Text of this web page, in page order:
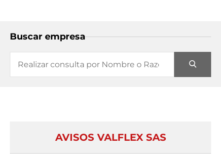
Buscar empresa
AVISOS VALFLEX SAS